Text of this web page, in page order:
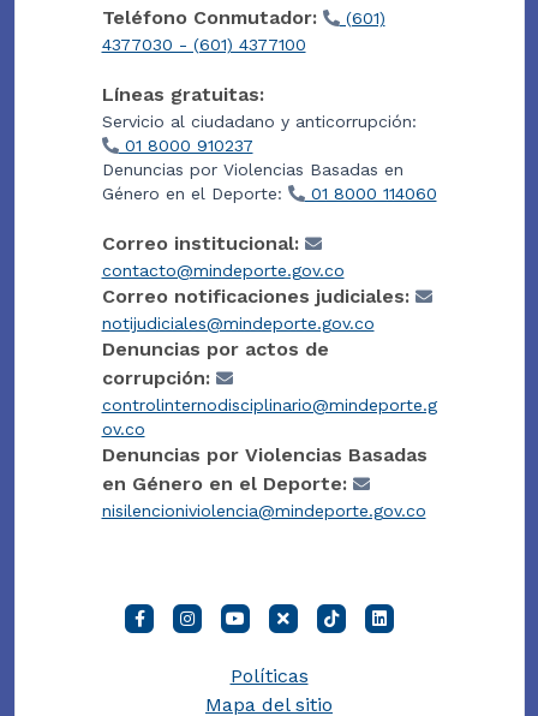
Teléfono Conmutador:
(601)
4377030 - (601) 4377100
Líneas gratuitas:
Servicio al ciudadano y anticorrupción:
01 8000 910237
Denuncias por Violencias Basadas en
Género en el Deporte:
01 8000 114060
Correo institucional:
contacto@mindeporte.gov.co
Correo notificaciones judiciales:
notijudiciales@mindeporte.gov.co
Denuncias por actos de
corrupción:
controlinternodisciplinario@mindeporte.g
ov.co
Denuncias por Violencias Basadas
en Género en el Deporte:
nisilencioniviolencia@mindeporte.gov.co
Políticas
Mapa del sitio